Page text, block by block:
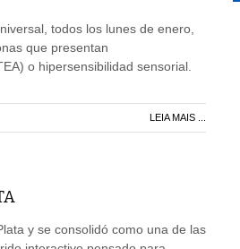
todos los lunes de enero,
que presentan
o hipersensibilidad sensorial.
LEIA MAIS ...
y se consolidó como una de las